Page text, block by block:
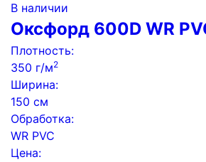
В наличии
Оксфорд 600D WR
Плотность:
350 г/м2
Ширина:
150 см
Обработка:
WR PVC
Цена: